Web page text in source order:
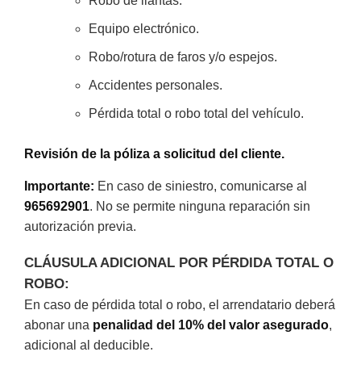
Equipo electrónico.
Robo/rotura de faros y/o espejos.
Accidentes personales.
Pérdida total o robo total del vehículo.
Revisión de la póliza a solicitud del cliente.
Importante: En caso de siniestro, comunicarse al
965692901. No se permite ninguna reparación sin
autorización previa.
CLÁUSULA ADICIONAL POR PÉRDIDA TOTAL O
ROBO:
En caso de pérdida total o robo, el arrendatario deberá
abonar una penalidad del 10% del valor asegurado,
adicional al deducible.